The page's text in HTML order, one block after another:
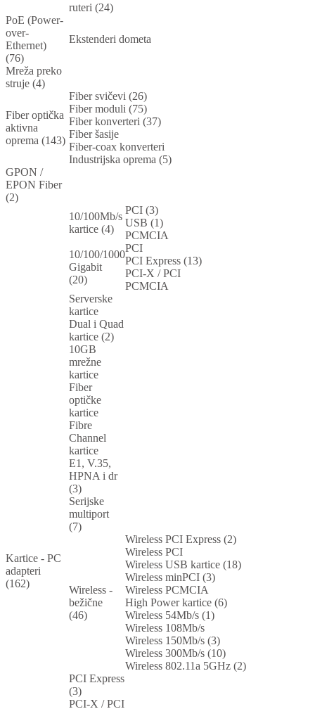
ruteri (24)
PoE (Power-
over-
Ethernet)
(76)
Ekstenderi dometa
Mreža preko
struje (4)
Fiber optička
aktivna
oprema (143)
Fiber svičevi (26)
Fiber moduli (75)
Fiber konverteri (37)
Fiber šasije
Fiber-coax konverteri
Industrijska oprema (5)
GPON /
EPON Fiber
(2)
Kartice - PC
adapteri
(162)
10/100Mb/s
kartice (4)
PCI (3)
USB (1)
PCMCIA
10/100/1000
Gigabit
(20)
PCI
PCI Express (13)
PCI-X / PCI
PCMCIA
Serverske
kartice
Dual i Quad
kartice (2)
10GB
mrežne
kartice
Fiber
optičke
kartice
Fibre
Channel
kartice
E1, V.35,
HPNA i dr
(3)
Serijske
multiport
(7)
Wireless -
bežične
(46)
Wireless PCI Express (2)
Wireless PCI
Wireless USB kartice (18)
Wireless minPCI (3)
Wireless PCMCIA
High Power kartice (6)
Wireless 54Mb/s (1)
Wireless 108Mb/s
Wireless 150Mb/s (3)
Wireless 300Mb/s (10)
Wireless 802.11a 5GHz (2)
PCI Express
(3)
PCI-X / PCI